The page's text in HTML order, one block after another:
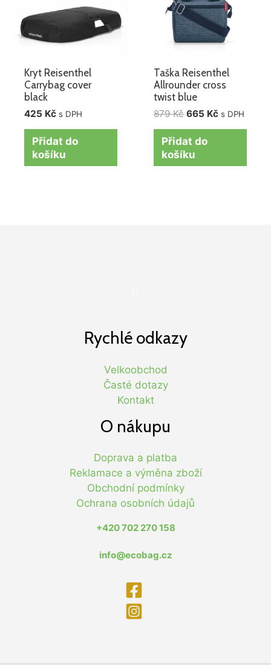
Kryt Reisenthel
Carrybag cover
black
425 Kč s DPH
Přidat do
košíku
Taška Reisenthel
Allrounder cross
twist blue
879Kč 665 Kč s DPH
Přidat do
košíku
Rychlé odkazy
Velkoobchod
Časté dotazy
Kontakt
O nákupu
Doprava a platba
Reklamace a výměna zboží
Obchodní podmínky
Ochrana osobních údajů
+420 702 270 158
info@ecobag.cz